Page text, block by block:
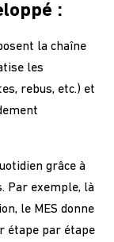
:
la chaîne
les
rebus, etc.) et
grâce à
Par exemple, là
le MES donne
étape par étape